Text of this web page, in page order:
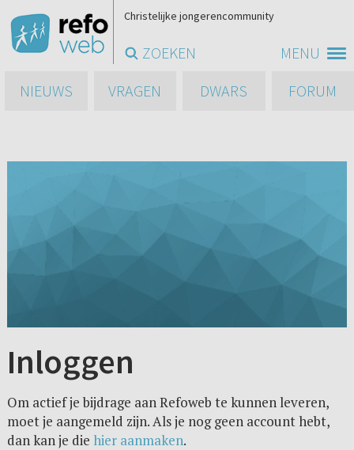
MENU
Christelijke jongerencommunity
ZOEKEN
NIEUWS
VRAGEN DWARS FORUM
Inloggen
Om actief je bijdrage aan Refoweb te kunnen leveren,
moet je aangemeld zijn. Als je nog geen account hebt,
dan kan je die hier aanmaken.